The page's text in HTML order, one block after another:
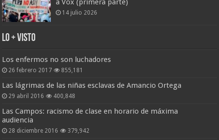
a Vox (primera parte)
14 julio 2026
Lo + Visto
Los enfermos no son luchadores
26 febrero 2017 855,181
Las lágrimas de las niñas esclavas de Amancio Ortega
29 abril 2016 400,848
Las Campos: racismo de clase en horario de máxima
audiencia
28 diciembre 2016 379,942